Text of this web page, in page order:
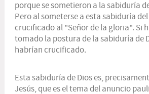
porque se sometieron a la sabiduría
Pero al someterse a esta sabiduría
crucificado al "Señor de la gloria". Si
tomado la postura de la sabiduría de
habrían crucificado.
Esta sabiduría de Dios es,
Jesús, que es el tema del anuncio